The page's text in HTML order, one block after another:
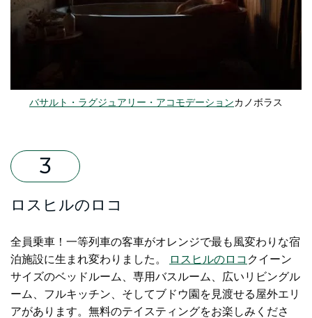
バサルト・ラグジュアリー・アコモデーションカノボラス
ロスヒルのロコ
全員乗車！一等列車の客車がオレンジで最も風変わりな宿
泊施設に生まれ変わりました。
ロスヒルのロコ クイーン
サイズのベッドルーム、専用バスルーム、広いリビングル
ーム、フルキッチン、そしてブドウ園を見渡せる屋外エリ
アがあります。無料のテイスティングをお楽しみくださ